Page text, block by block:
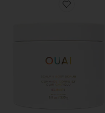
Favorite ST.